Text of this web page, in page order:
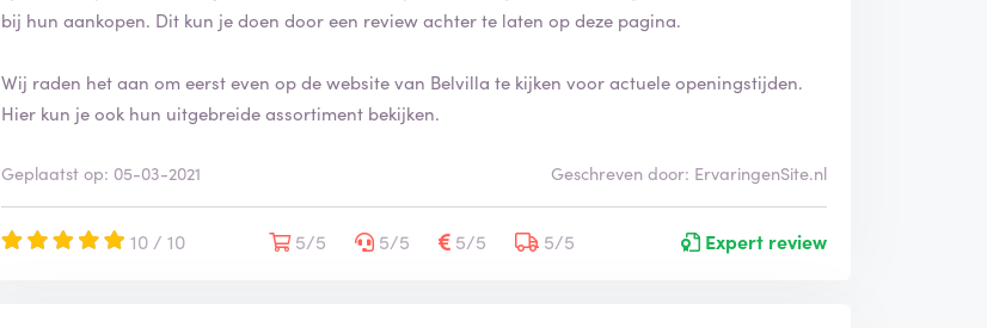
bij hun aankopen. Dit kun je doen door een review achter te laten op deze pagina.
Wij raden het aan om eerst even op de website van Belvilla te kijken voor actuele openingstijden.
Hier kun je ook hun uitgebreide assortiment bekijken.
Geplaatst op: 05-03-2021 Geschreven door: ErvaringenSite.nl
10 / 10 5/5 5/5 5/5 5/5 Expert review